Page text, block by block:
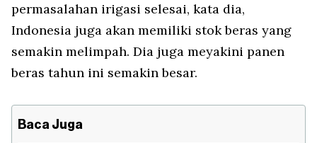
permasalahan irigasi selesai, kata dia,
Indonesia juga akan memiliki stok beras yang
semakin melimpah. Dia juga meyakini panen
beras tahun ini semakin besar.
Baca Juga